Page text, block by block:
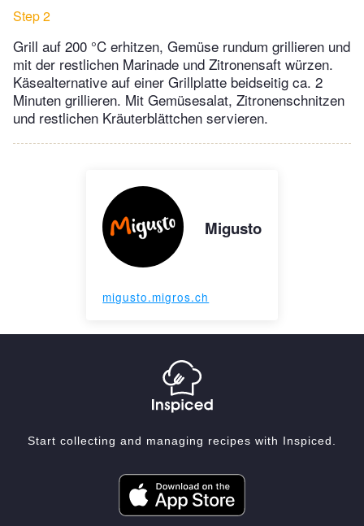
Step 2
Grill auf 200 °C erhitzen, Gemüse rundum grillieren und
mit der restlichen Marinade und Zitronensaft würzen.
Käsealternative auf einer Grillplatte beidseitig ca. 2
Minuten grillieren. Mit Gemüsesalat, Zitronenschnitzen
und restlichen Kräuterblättchen servieren.
Migusto
migusto.migros.ch
Start collecting and managing recipes with Inspiced.